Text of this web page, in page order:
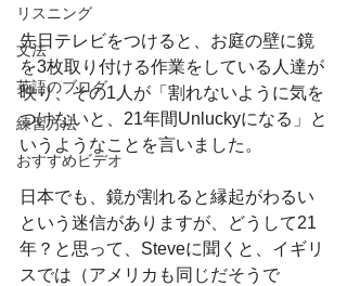
リスニング
文法
英語のブログ
練習方法
おすすめビデオ
先日テレビをつけると、お庭の壁に鏡
を3枚取り付ける作業をしている人達が
映り、その1人が「割れないように気を
つけないと、21年間Unluckyになる」と
いうようなことを言いました。
日本でも、鏡が割れると縁起がわるい
という迷信がありますが、どうして21
年？と思って、Steveに聞くと、イギリ
スでは（アメリカも同じだそうで